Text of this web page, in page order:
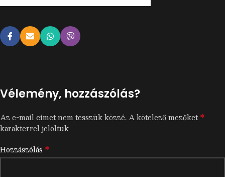
Vélemény, hozzászólás?
Az e-mail címet nem tesszük közzé.A kötelező mezőket*
karakterrel jelöltük
Hozzászólás *